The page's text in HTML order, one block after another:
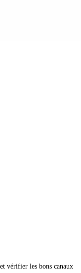
vérifier les bons canaux